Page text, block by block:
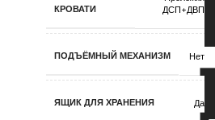
КРОВАТИ
ДСП+ДВП
ПОДЪЁМНЫЙ МЕХАНИЗМ Нет
ЯЩИК ДЛЯ ХРАНЕНИЯ Да